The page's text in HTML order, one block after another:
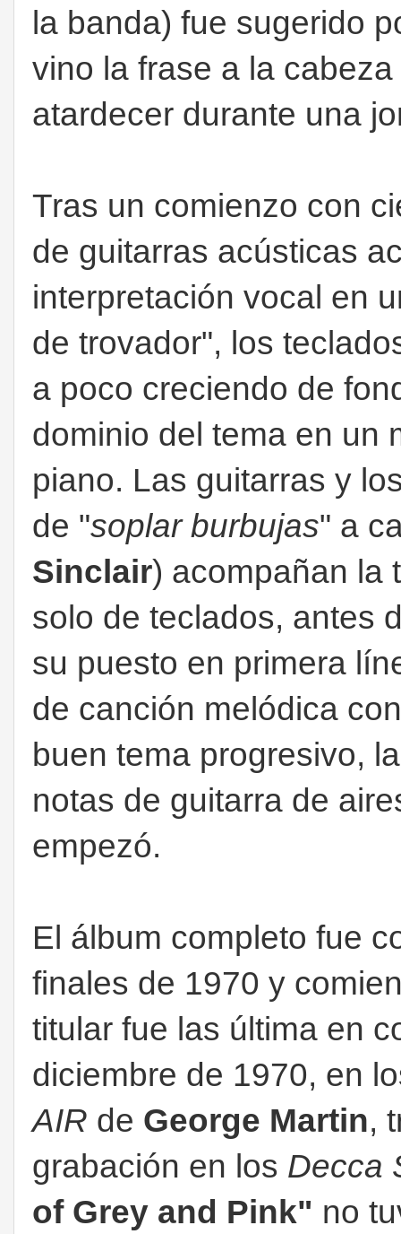
la banda) fue sugerido
vino la frase a la
atardecer durante una
Tras un comienzo con
de guitarras acústicas
interpretación vocal en
de trovador", los
a poco creciendo de
dominio del tema en un
piano. Las guitarras y
de "soplar burbujas" a
Sinclair) acompañan la
solo de teclados, antes
su puesto en primera
de canción melódica
buen tema progresivo,
notas de guitarra de
empezó.
El álbum completo fue
finales de 1970 y
titular fue las última en
diciembre de 1970, en
AIR de George Martin,
grabación en los Decca
of Grey and Pink" no